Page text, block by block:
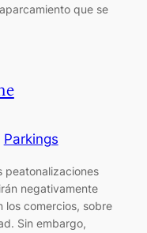
que se
Parkings
peatonalizaciones
negativamente
los comercios, sobre
Sin embargo,